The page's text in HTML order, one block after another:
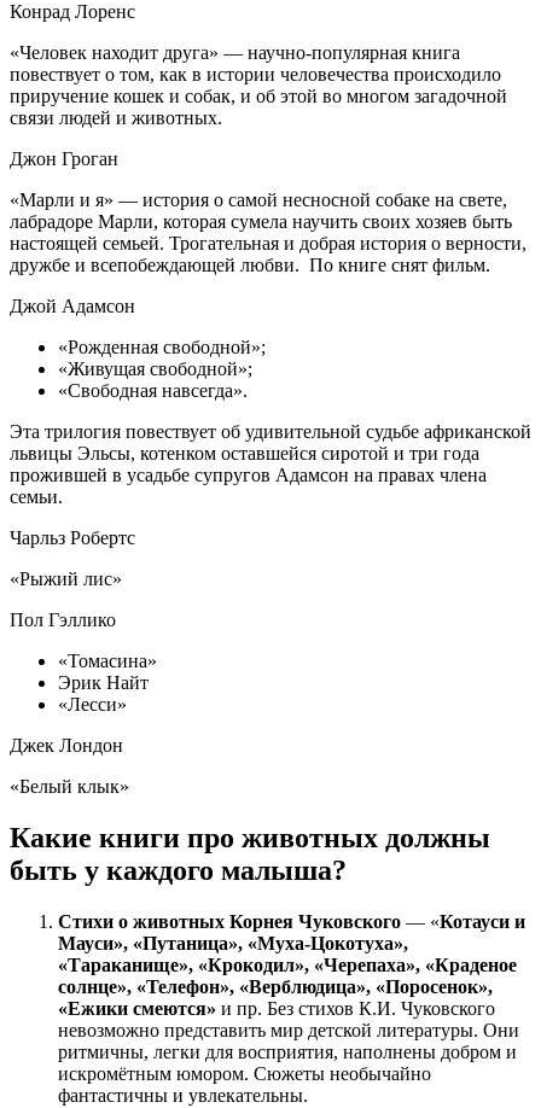
Конрад Лоренс
«Человек находит друга» — научно-популярная книга
повествует о том, как в истории человечества происходило
приручение кошек и собак, и об этой во многом загадочной
связи людей и животных.
Джон Гроган
«Марли и я» — история о самой несносной собаке на свете,
лабрадоре Марли, которая сумела научить своих хозяев быть
настоящей семьей. Трогательная и добрая история о верности,
дружбе и всепобеждающей любви. По книге снят фильм.
Джой Адамсон
«Рожденная свободной»;
«Живущая свободной»;
«Свободная навсегда».
Эта трилогия повествует об удивительной судьбе африканской
львицы Эльсы, котенком оставшейся сиротой и три года
прожившей в усадьбе супругов Адамсон на правах члена
семьи.
Чарльз Робертс
«Рыжий лис»
Пол Гэллико
«Томасина»
Эрик Найт
«Лесси»
Джек Лондон
«Белый клык»
Какие книги про животных должны
быть у каждого малыша?
Стихи о животных Корнея Чуковского — «Котауси и
Мауси», «Путаница», «Муха-Цокотуха»,
«Тараканище», «Крокодил», «Черепаха», «Краденое
солнце», «Телефон», «Верблюдица», «Поросенок»,
«Ежики смеются» и пр. Без стихов К.И. Чуковского
невозможно представить мир детской литературы. Они
ритмичны, легки для восприятия, наполнены добром и
искромётным юмором. Сюжеты необычайно
фантастичны и увлекательны.